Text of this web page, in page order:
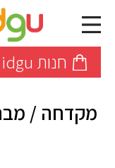
חנות idgu